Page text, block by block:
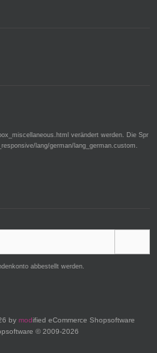
verändert werden. Die Spr
lang/german/lang_german.custom.
abbestellt werden.
by modified eCommerce Shopsoftware
© 2009-2026